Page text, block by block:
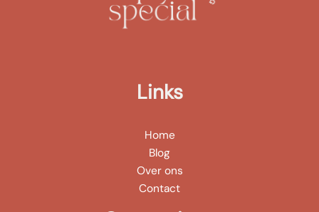
Links
Home
Blog
Over ons
Contact